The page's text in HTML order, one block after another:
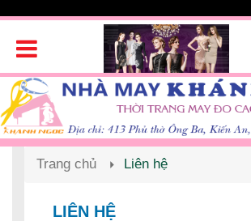
Trang chủ Liên hệ
LIÊN HỆ